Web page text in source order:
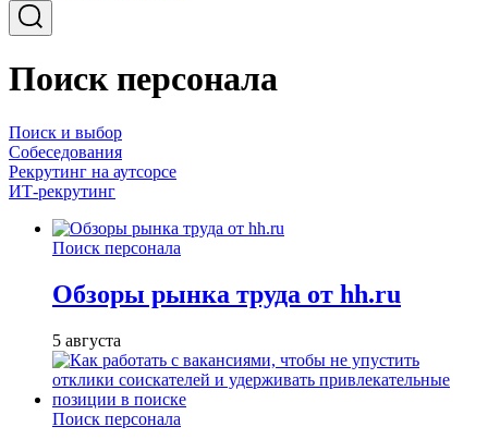
Поиск персонала
Поиск и выбор
Собеседования
Рекрутинг на аутсорсе
ИТ-рекрутинг
Поиск персонала
Обзоры рынка труда от hh.ru
5 августа
Поиск персонала